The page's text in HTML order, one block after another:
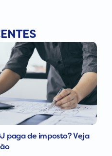
paga de imposto? Veja